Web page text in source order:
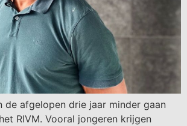
de afgelopen drie jaar minder gaan
RIVM. Vooral jongeren krijgen